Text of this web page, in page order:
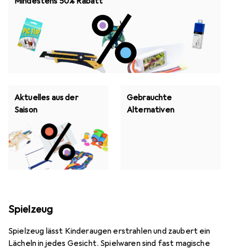
Aktuelles aus der
Saison
Gebrauchte
Alternativen
Spielzeug
Spielzeug lässt Kinderaugen erstrahlen und zaubert ein
Lächeln in jedes Gesicht. Spielwaren sind fast magische